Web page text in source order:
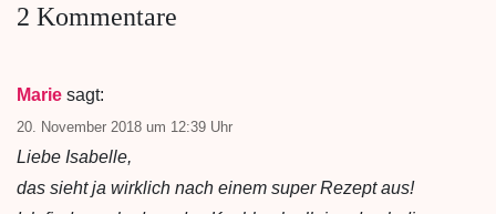
2 Kommentare
Marie sagt:
20. November 2018 um 12:39 Uhr
Liebe Isabelle,
das sieht ja wirklich nach einem super Rezept aus!